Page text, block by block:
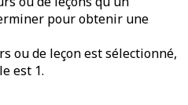
pour obtenir une
ou de leçon est sélectionné,
est 1.